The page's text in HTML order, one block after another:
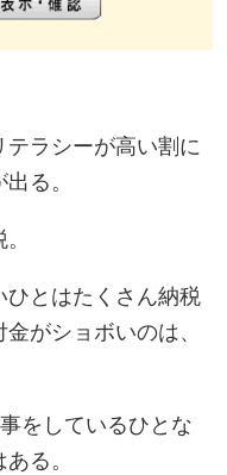
テラシーが高い割に
る。
ひとはたくさん納税
がショボいのは、
をしているひとな
る。